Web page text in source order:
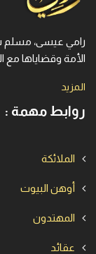
رامي عيسى، مسلم
الأمة وقضاياها مع
المزيد
روابط مهمة :
الملائكة
أوهن البيوت
المهتدون
عقائد